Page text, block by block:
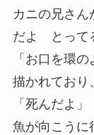
カニの兄さん
だよ とって
「お口を環
描かれており
「死んだよ
魚が向こうに